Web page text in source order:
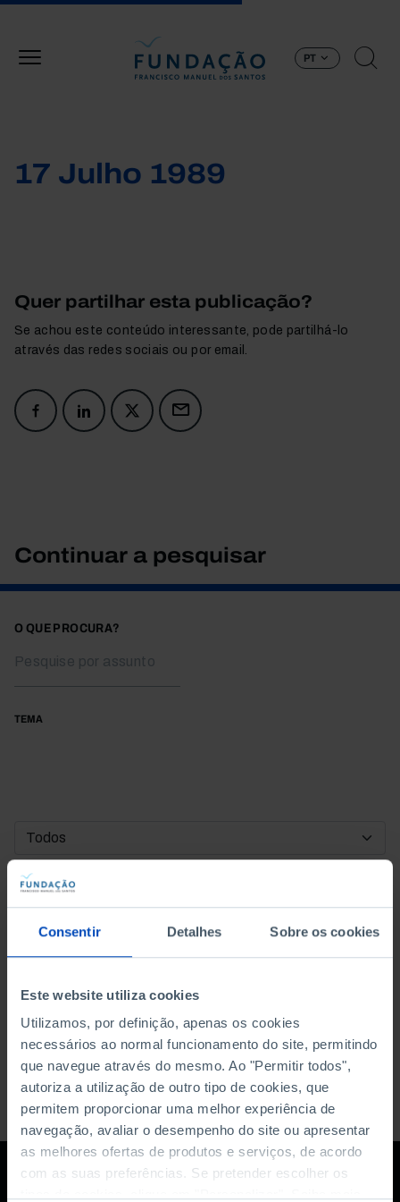
Consentir Detalhes Sobre os cookies
Este website utiliza cookies
Utilizamos, por definição, apenas os cookies
necessários ao normal funcionamento do site, permitindo
que navegue através do mesmo. Ao "Permitir todos",
autoriza a utilização de outro tipo de cookies, que
permitem proporcionar uma melhor experiência de
navegação, avaliar o desempenho do site ou apresentar
as melhores ofertas de produtos e serviços, de acordo
com as suas preferências. Se pretender escolher os
PT
17 Julho 1989
Quer partilhar esta publicação?
Se achou este conteúdo interessante, pode partilhá-lo
através das redes sociais ou por email.
Continuar a pesquisar
O QUE PROCURA?
TEMA
DATA DE INÍCIO
DATA DE FIM